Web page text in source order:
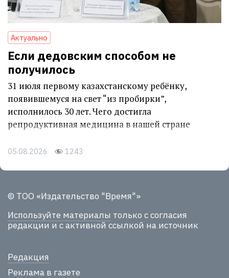
Актуально
Если дедовским способом не
получилось
31 июля первому казахстанскому ребёнку,
появившемуся на свет “из пробирки”,
исполнилось 30 лет. Чего достигла
репродуктивная медицина в нашей стране
05.08.2026 1243
© ТОО «Издательство "Время"»
Используйте материалы только с согласия
редакции и с активной ссылкой на источник
Редакция
Реклама в газете